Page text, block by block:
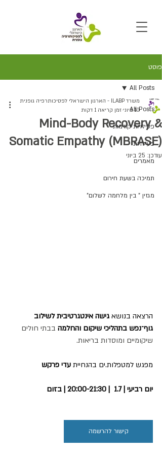
פוסט
All Posts
פעילויות קודמות
פעילויות
מאמרים
תמיכה בשעת חירום
מגזין " בין מלחמה לשלום"
All Posts
Mind-Body Recovery &
Somatic Empathy (MBRASE)
משרד ILABP - הארגון הישראלי לפסיכותרפיה גופנית
10 ביוני
זמן קריאה 1 דקות
עודכן: 25 ביוני
הרצאה בנושא גישה אינטגרטיבית לשילוב
גוף־נפש בתהליכי שיקום והחלמה בבתי חולים
שיקומיים ומוסדות בריאות.
מפגש למטפלות.ים בהנחיית עדי פרקש
יום רביעי | 1.7  | 20:00-21:30 | בזום
קישור להרשמה